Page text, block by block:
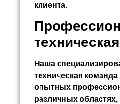
клиента.
Наша
техническая команда
опытных
различных